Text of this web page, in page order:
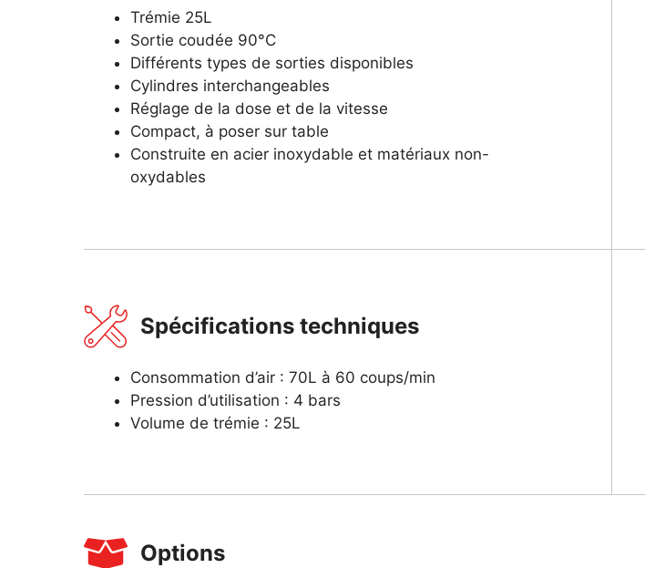
Trémie 25L
Sortie coudée 90°C
Différents types de sorties disponibles
Cylindres interchangeables
Réglage de la dose et de la vitesse
Compact, à poser sur table
Construite en acier inoxydable et matériaux non-
oxydables
Spécifications techniques
Consommation d’air : 70L à 60 coups/min
Pression d’utilisation : 4 bars
Volume de trémie : 25L
Options